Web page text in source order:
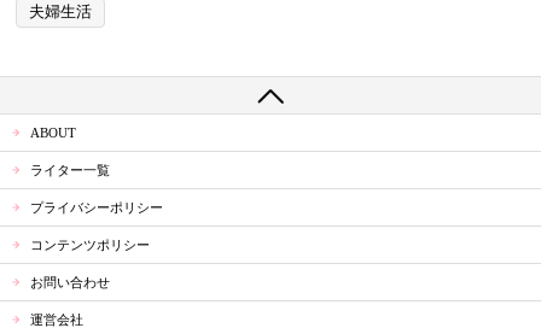
夫婦生活
ABOUT
ライター一覧
プライバシーポリシー
コンテンツポリシー
お問い合わせ
運営会社